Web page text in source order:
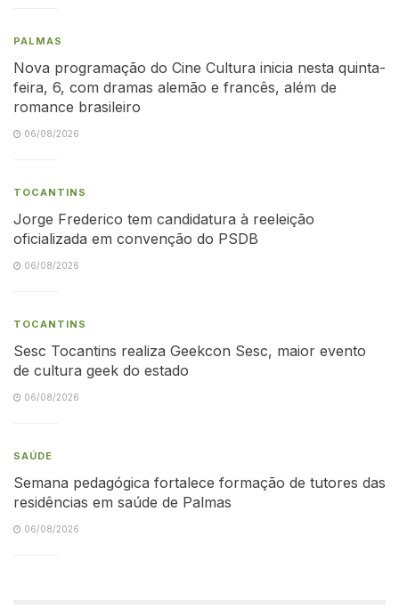
PALMAS
Nova programação do Cine Cultura inicia nesta quinta-
feira, 6, com dramas alemão e francês, além de
romance brasileiro
06/08/2026
TOCANTINS
Jorge Frederico tem candidatura à reeleição
oficializada em convenção do PSDB
06/08/2026
TOCANTINS
Sesc Tocantins realiza Geekcon Sesc, maior evento
de cultura geek do estado
06/08/2026
SAÚDE
Semana pedagógica fortalece formação de tutores das
residências em saúde de Palmas
06/08/2026